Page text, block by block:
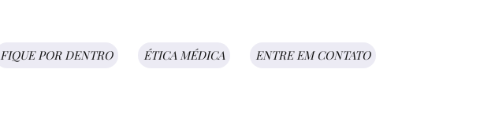
FIQUE POR DENTRO ÉTICA MÉDICA ENTRE EM CONTATO